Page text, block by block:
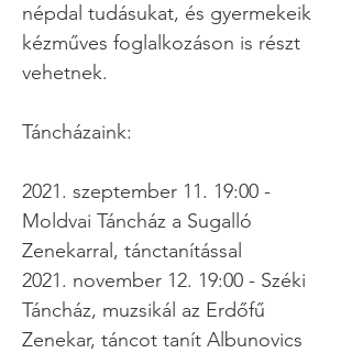
népdal tudásukat, és gyermekeik
kézműves foglalkozáson is részt
vehetnek.
Táncházaink:
2021. szeptember 11. 19:00 -
Moldvai Táncház a Sugalló
Zenekarral, tánctanítással
2021. november 12. 19:00 - Széki
Táncház, muzsikál az Erdőfű
Zenekar, táncot tanít Albunovics